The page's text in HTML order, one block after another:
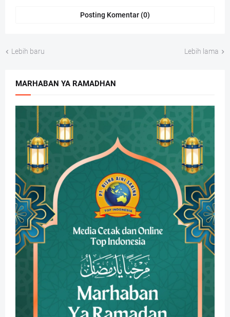
Posting Komentar (0)
Lebih baru Lebih lama
MARHABAN YA RAMADHAN